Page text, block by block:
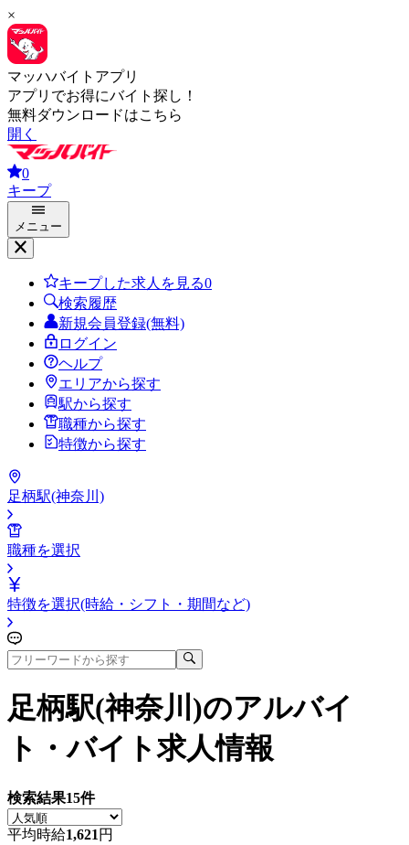
×
マッハバイトアプリ
アプリでお得にバイト探し！
無料ダウンロードはこちら
開く
0
キープ
メニュー
キープした求人を見る0
検索履歴
新規会員登録(無料)
ログイン
ヘルプ
エリアから探す
駅から探す
職種から探す
特徴から探す
足柄駅(神奈川)
職種を選択
特徴を選択(時給・シフト・期間など)
足柄駅(神奈川)のアルバイ
ト・バイト求人情報
検索結果15件
平均時給1,621 円